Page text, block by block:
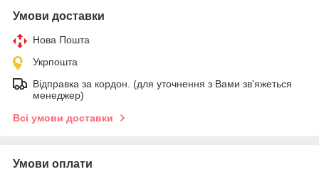
Умови доставки
Нова Пошта
Укрпошта
Відправка за кордон. (для уточнення з Вами зв'яжеться
менеджер)
Всі умови доставки
Умови оплати